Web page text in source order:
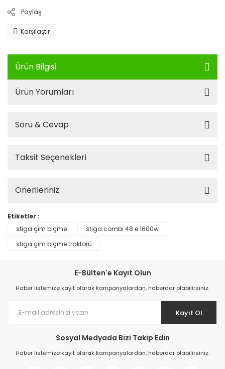
Paylaş
Karşılaştır
Ürün Bilgisi
Ürün Yorumları
Soru & Cevap
Taksit Seçenekleri
Önerileriniz
Etiketler :
stiga çim biçme
stiga combi 48 e 1600w
stiga çim biçme traktörü
E-Bülten'e Kayıt Olun
Haber listemize kayıt olarak kampanyalardan, haberdar olabilirsiniz.
Kayıt Ol
Sosyal Medyada Bizi Takip Edin
Haber listemize kayıt olarak kampanyalardan, haberdar olabilirsiniz.